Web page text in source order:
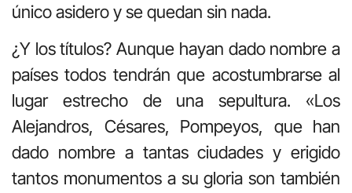
único asidero y se quedan sin nada.
¿Y los títulos? Aunque hayan dado nombre a
países todos tendrán que acostumbrarse al
lugar estrecho de una sepultura. «Los
Alejandros, Césares, Pompeyos, que han
dado nombre a tantas ciudades y erigido
tantos monumentos a su gloria son también